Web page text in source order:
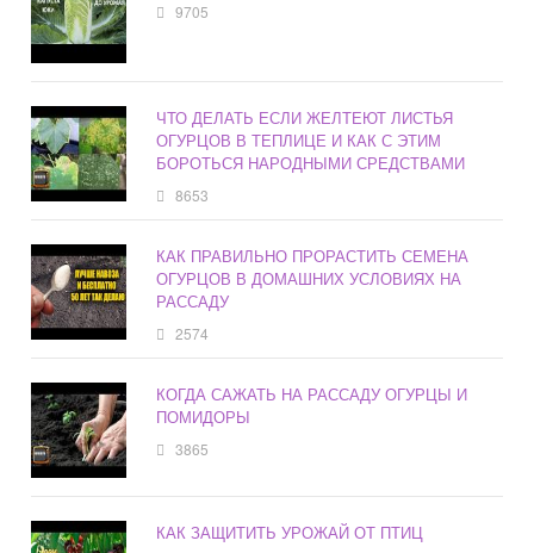
9705
ЧТО ДЕЛАТЬ ЕСЛИ ЖЕЛТЕЮТ ЛИСТЬЯ
ОГУРЦОВ В ТЕПЛИЦЕ И КАК С ЭТИМ
БОРОТЬСЯ НАРОДНЫМИ СРЕДСТВАМИ
8653
КАК ПРАВИЛЬНО ПРОРАСТИТЬ СЕМЕНА
ОГУРЦОВ В ДОМАШНИХ УСЛОВИЯХ НА
РАССАДУ
2574
КОГДА САЖАТЬ НА РАССАДУ ОГУРЦЫ И
ПОМИДОРЫ
3865
КАК ЗАЩИТИТЬ УРОЖАЙ ОТ ПТИЦ